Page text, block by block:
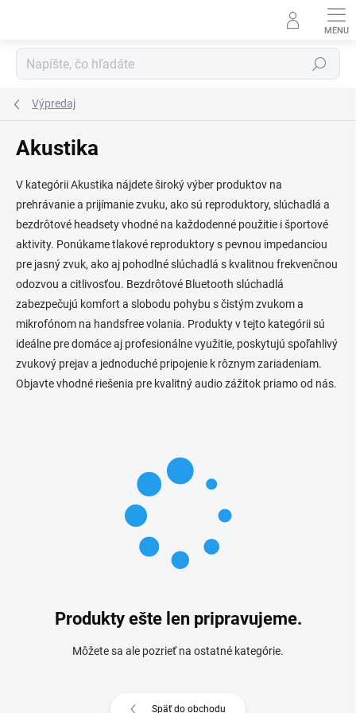
Hľadať
Výpredaj
Akustika
V kategórii Akustika nájdete široký výber produktov na
prehrávanie a prijímanie zvuku, ako sú reproduktory, slúchadlá a
bezdrôtové headsety vhodné na každodenné použitie i športové
aktivity. Ponúkame tlakové reproduktory s pevnou impedanciou
pre jasný zvuk, ako aj pohodlné slúchadlá s kvalitnou frekvenčnou
odozvou a citlivosťou. Bezdrôtové Bluetooth slúchadlá
zabezpečujú komfort a slobodu pohybu s čistým zvukom a
mikrofónom na handsfree volania. Produkty v tejto kategórii sú
ideálne pre domáce aj profesionálne využitie, poskytujú spoľahlivý
zvukový prejav a jednoduché pripojenie k rôznym zariadeniam.
Objavte vhodné riešenia pre kvalitný audio zážitok priamo od nás.
Produkty ešte len pripravujeme.
Môžete sa ale pozrieť na ostatné kategórie.
Späť do obchodu